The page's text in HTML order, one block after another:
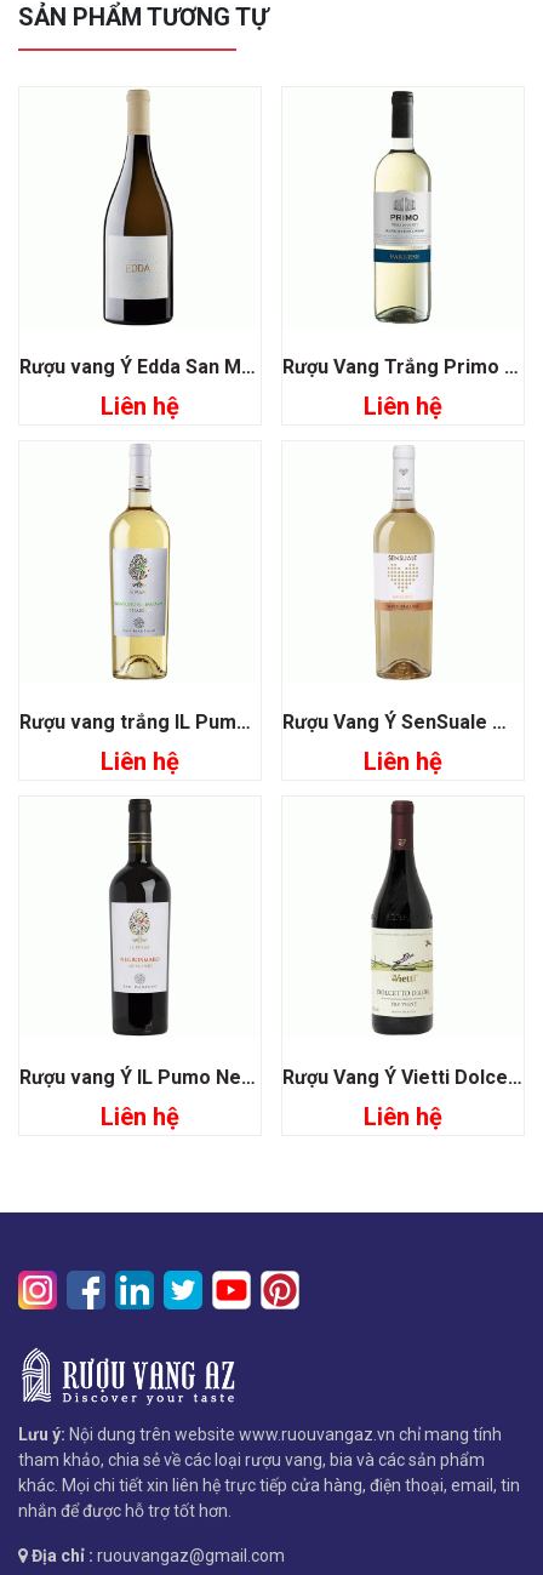
SẢN PHẨM TƯƠNG TỰ
Rượu vang Ý Edda San Marzano
Liên hệ
Rượu Vang Trắng Primo Malvasia Chardonnay Farnese
Liên hệ
Rượu vang trắng IL Pumo Sauvignon Malvasia
Liên hệ
Rượu Vang Ý SenSuale Moscato
Liên hệ
Rượu vang Ý IL Pumo Negroamaro San Marzano
Liên hệ
Rượu Vang Ý Vietti Dolcetto D’alba Tre Vigne
Liên hệ
Lưu ý: Nội dung trên website www.ruouvangaz.vn chỉ mang tính
tham khảo, chia sẻ về các loại rượu vang, bia và các sản phẩm
khác. Mọi chi tiết xin liên hệ trực tiếp cửa hàng, điện thoại, email, tin
nhắn để được hỗ trợ tốt hơn.
Địa chỉ : ruouvangaz@gmail.com